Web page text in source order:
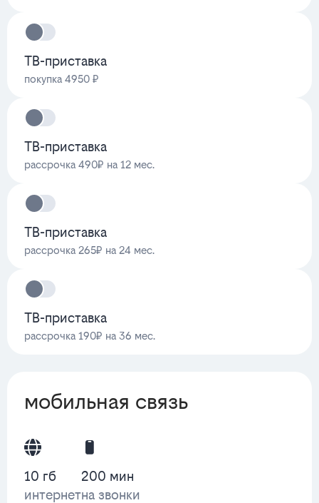
ТВ-приставка
покупка 4950 ₽
ТВ-приставка
рассрочка 490₽ на 12 мес.
ТВ-приставка
рассрочка 265₽ на 24 мес.
ТВ-приставка
рассрочка 190₽ на 36 мес.
мобильная связь
10 гб
интернет
200 мин
на звонки